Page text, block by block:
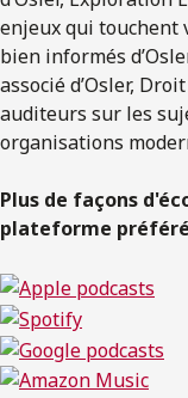
enjeux qui touchent
bien informés
associé d’Osler,
auditeurs sur les
organisations
Plus de façons
plateforme